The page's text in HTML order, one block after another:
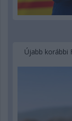
Újabb korábbi